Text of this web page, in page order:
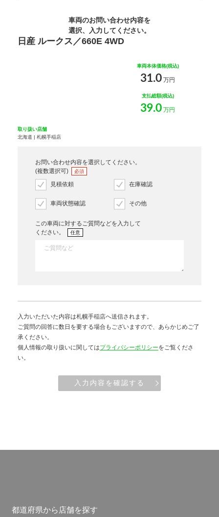
車両のお問い合わせ内容を
選択、入力してください。
日産 ルークス／660E 4WD
車両本体価格(税込)
31.0 万円
支払総額(税込)
39.0 万円
取り扱い店舗
北海道 | 札幌手稲店
お問い合わせ内容を選択してください。
(複数選択可)
必須
見積依頼 在庫確認
車両状態確認 その他
この車両に対するご質問などを入力して
ください。
任意
入力いただいた内容は札幌手稲店へ送信されます。
ご質問の回答に数日を要する場合もございますので、あらかじめご了
承ください。
個人情報の取り扱いに関してはプライバシーポリシーをご覧くださ
い。
入力内容を確認する
都道府県から店舗を探す